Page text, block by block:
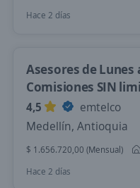
Hace 2 días
Asesores de Lunes
Comisiones SIN
4,5
emtelco
Medellín, Antioquia
$ 1.656.720,00 (Mensual)
Hace 2 días